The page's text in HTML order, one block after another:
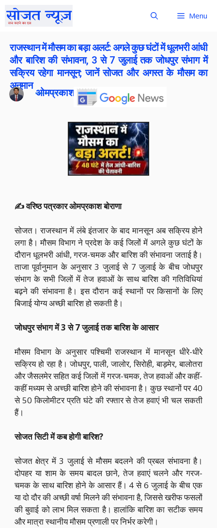
Menu
राजस्थान में मौसम का बड़ा अलर्ट: अगले कुछ घंटों में धूलभरी आंधी
और बारिश की संभावना, 3 से 7 जुलाई तक जोधपुर संभाग में
सक्रिय रहेगा मानसून; जानें सोजत और अगस्त के मौसम का
अनुमान
ओमप्रकाश बोराना
Publish On:2 July 2026
✍️ वरिष्ठ पत्रकार ओमप्रकाश बोराणा
सोजत। राजस्थान में लंबे इंतजार के बाद मानसून अब सक्रिय होने
लगा है। मौसम विभाग ने प्रदेश के कई जिलों में अगले कुछ घंटों के
दौरान धूलभरी आंधी, गरज-चमक और बारिश की संभावना जताई है।
ताजा पूर्वानुमान के अनुसार 3 जुलाई से 7 जुलाई के बीच जोधपुर
संभाग के सभी जिलों में तेज हवाओं के साथ बारिश की गतिविधियां
बढ़ने की संभावना है। इस दौरान कई स्थानों पर किसानों के लिए
बिजाई योग्य अच्छी बारिश हो सकती है।
जोधपुर संभाग में 3 से 7 जुलाई तक बारिश के आसार
मौसम विभाग के अनुसार पश्चिमी राजस्थान में मानसून धीरे-धीरे
सक्रिय हो रहा है। जोधपुर, पाली, जालोर, सिरोही, बाड़मेर, बालोतरा
और जैसलमेर सहित कई जिलों में गरज-चमक, तेज हवाओं और कहीं-
कहीं मध्यम से अच्छी बारिश होने की संभावना है। कुछ स्थानों पर 40
से 50 किलोमीटर प्रति घंटे की रफ्तार से तेज हवाएं भी चल सकती
हैं।
सोजत सिटी में कब होगी बारिश?
सोजत क्षेत्र में 3 जुलाई से मौसम बदलने की प्रबल संभावना है।
दोपहर या शाम के समय बादल छाने, तेज हवाएं चलने और गरज-
चमक के साथ बारिश होने के आसार हैं। 4 से 6 जुलाई के बीच एक
या दो दौर की अच्छी वर्षा मिलने की संभावना है, जिससे खरीफ फसलों
की बुवाई को लाभ मिल सकता है। हालांकि बारिश का सटीक समय
और मात्रा स्थानीय मौसम प्रणाली पर निर्भर करेगी।